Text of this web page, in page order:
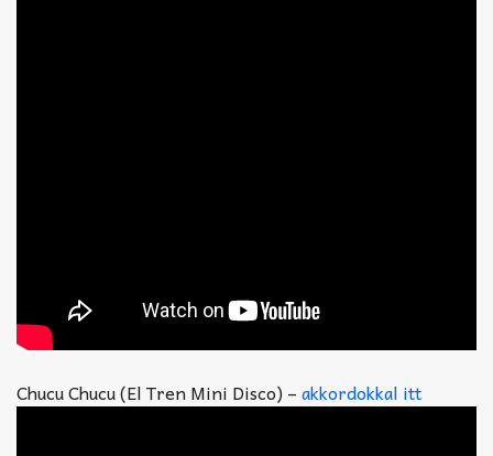
Chucu Chucu (El Tren Mini Disco) –akkordokkal itt